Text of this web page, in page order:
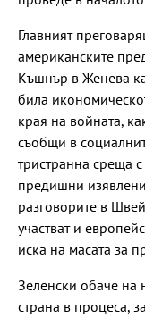
Главният
американските
Къшнър в Женева
била
края на войната,
съобщи в
тристранна среща
предишни
разговорите в
участват и
иска на масата за
Зеленски обаче на
страна в процеса,